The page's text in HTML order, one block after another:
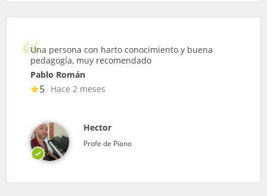
Una persona con harto conocimiento y buena
pedagogía, muy recomendado
Pablo Román
5 Hace 2 meses
Hector
Profe de Piano